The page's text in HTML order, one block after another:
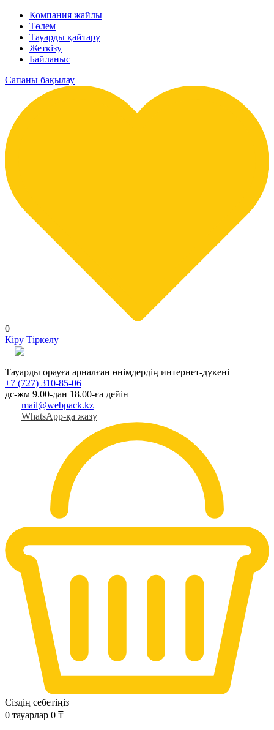
Компания жайлы
Төлем
Тауарды қайтару
Жеткізу
Байланыс
Сапаны бақылау
0
Кіру Тіркелу
Тауарды орауға арналған өнімдердің интернет-дүкені
+7 (727) 310-85-06
дс-жм 9.00-дан 18.00-ға дейін
mail@webpack.kz
WhatsApp-қа жазу
Сіздің себетіңіз
0 тауарлар 0 ₸